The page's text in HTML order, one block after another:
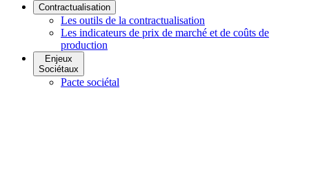
Contractualisation
Les outils de la contractualisation
Les indicateurs de prix de marché et de coûts de
production
Enjeux
Sociétaux
Pacte sociétal